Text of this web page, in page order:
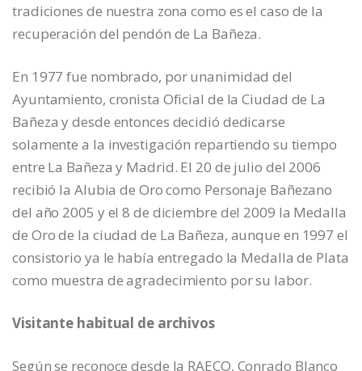
tradiciones de nuestra zona como es el caso de la
recuperación del pendón de La Bañeza.
En 1977 fue nombrado, por unanimidad del
Ayuntamiento, cronista Oficial de la Ciudad de La
Bañeza y desde entonces decidió dedicarse
solamente a la investigación repartiendo su tiempo
entre La Bañeza y Madrid. El 20 de julio del 2006
recibió la Alubia de Oro como Personaje Bañezano
del año 2005 y el 8 de diciembre del 2009 la Medalla
de Oro de la ciudad de La Bañeza, aunque en 1997 el
consistorio ya le había entregado la Medalla de Plata
como muestra de agradecimiento por su labor.
Visitante habitual de archivos
Según se reconoce desde la RAECO, Conrado Blanco